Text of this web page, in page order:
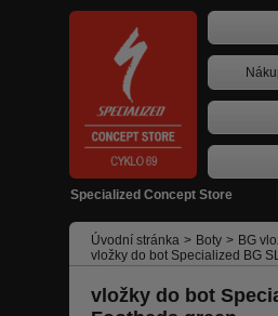
Specialized Concept Store
Úvodní stránka > Boty > BG
vložky do bot Specialized BG
vložky do bot